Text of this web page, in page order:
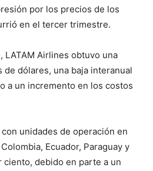
por los precios de los
en el tercer trimestre.
LATAM Airlines obtuvo una
dólares, una baja interanual
a un incremento en los costos
unidades de operación en
Ecuador, Paraguay y
ciento, debido en parte a un